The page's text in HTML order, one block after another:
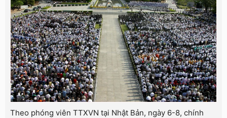
Theo phóng viên TTXVN tại Nhật Bản, ngày 6-8, chính